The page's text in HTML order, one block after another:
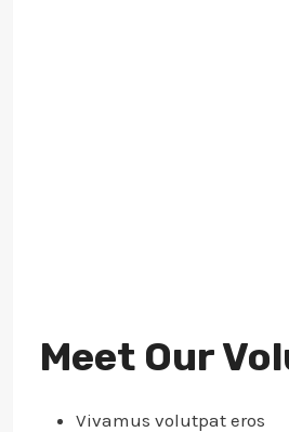
Meet Our
Vivamus volutpat eros